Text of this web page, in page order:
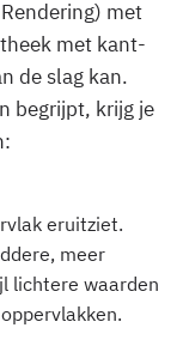
met
met kant-
de slag kan.
begrijpt, krijg je
eruitziet.
meer
lichtere waarden